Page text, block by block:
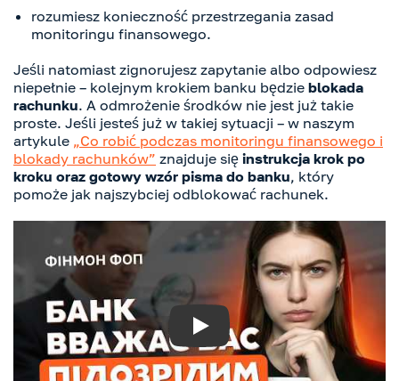
rozumiesz konieczność przestrzegania zasad
monitoringu finansowego.
Jeśli natomiast zignorujesz zapytanie albo odpowiesz
niepełnie – kolejnym krokiem banku będzie blokada
rachunku. A odmrożenie środków nie jest już takie
proste. Jeśli jesteś już w takiej sytuacji – w naszym
artykule „Co robić podczas monitoringu finansowego i
blokady rachunków” znajduje się instrukcja krok po
kroku oraz gotowy wzór pisma do banku, który
pomoże jak najszybciej odblokować rachunek.
Play